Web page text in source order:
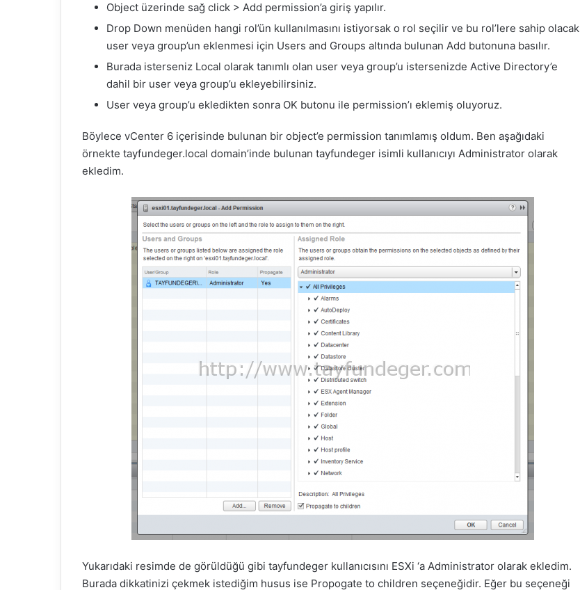
Object üzerinde sağ click > Add permission’a giriş yapılır.
Drop Down menüden hangi rol’ün kullanılmasını istiyorsak o rol seçilir ve bu rol’lere sahip olacak
user veya group’un eklenmesi için Users and Groups altında bulunan Add butonuna basılır.
Burada isterseniz Local olarak tanımlı olan user veya group’u istersenizde Active Directory’e
dahil bir user veya group’u ekleyebilirsiniz.
User veya group’u ekledikten sonra OK butonu ile permission’ı eklemiş oluyoruz.
Böylece vCenter 6 içerisinde bulunan bir object’e permission tanımlamış oldum. Ben aşağıdaki
örnekte tayfundeger.local domain’inde bulunan tayfundeger isimli kullanıcıyı Administrator olarak
ekledim.
Yukarıdaki resimde de görüldüğü gibi tayfundeger kullanıcısını ESXi ‘a Administrator olarak ekledim.
Burada dikkatinizi çekmek istediğim husus ise Propogate to children seçeneğidir. Eğer bu seçeneği